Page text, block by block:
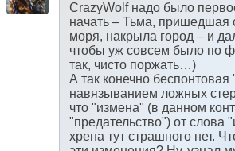
CrazyWolf надо было
начать – Тьма, пришедшая
моря, накрыла город – и
чтобы уж совсем было по
так, чисто поржать…)
А так конечно
навязыванием ложных
что "измена" (в данном
"предательство") от слова
хрена тут страшного нет.